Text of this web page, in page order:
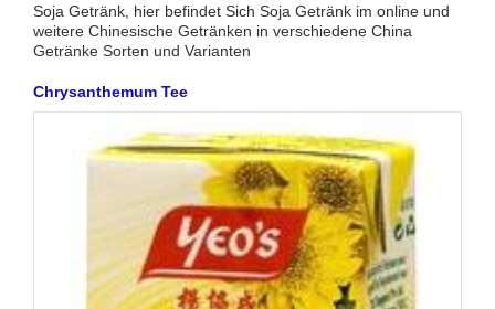
Soja Getränk, hier befindet Sich Soja Getränk im online und
weitere Chinesische Getränken in verschiedene China
Getränke Sorten und Varianten
Chrysanthemum Tee